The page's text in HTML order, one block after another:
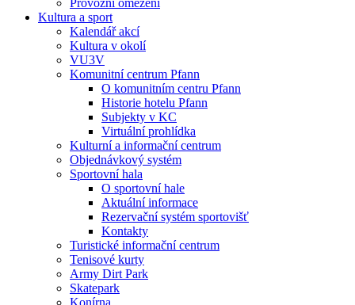
Provozní omezení
Kultura a sport
Kalendář akcí
Kultura v okolí
VU3V
Komunitní centrum Pfann
O komunitním centru Pfann
Historie hotelu Pfann
Subjekty v KC
Virtuální prohlídka
Kulturní a informační centrum
Objednávkový systém
Sportovní hala
O sportovní hale
Aktuální informace
Rezervační systém sportovišť
Kontakty
Turistické informační centrum
Tenisové kurty
Army Dirt Park
Skatepark
Konírna